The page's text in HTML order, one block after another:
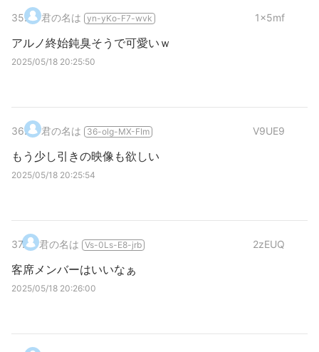
35. 君の名は yn-yKo-F7-wvk 1x5mf
アルノ終始鈍臭そうで可愛いｗ
2025/05/18 20:25:50
36. 君の名は 36-olg-MX-FIm V9UE9
もう少し引きの映像も欲しい
2025/05/18 20:25:54
37. 君の名は Vs-0Ls-E8-jrb 2zEUQ
客席メンバーはいいなぁ
2025/05/18 20:26:00